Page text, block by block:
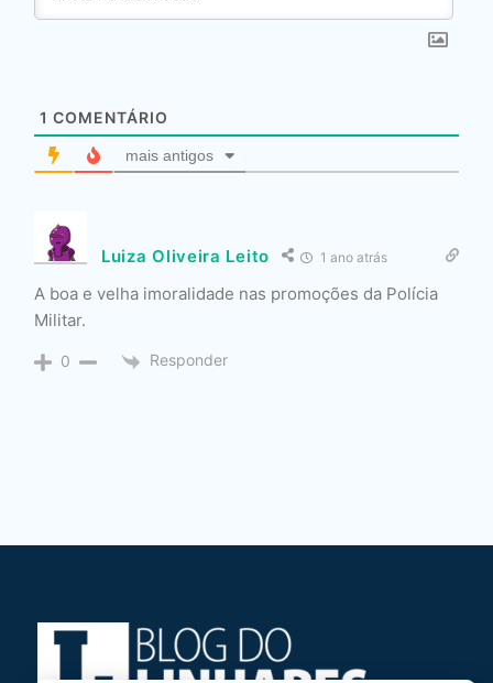
1 COMENTÁRIO
mais antigos
Luiza Oliveira Leito 1 ano atrás
A boa e velha imoralidade nas promoções da Polícia
Militar.
0 Responder